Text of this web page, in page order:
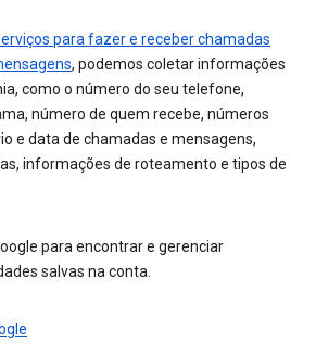
para fazer e receber chamadas
, podemos coletar informações
como o número do seu telefone,
número de quem recebe, números
e data de chamadas e mensagens,
informações de roteamento e tipos de
para encontrar e gerenciar
salvas na conta.